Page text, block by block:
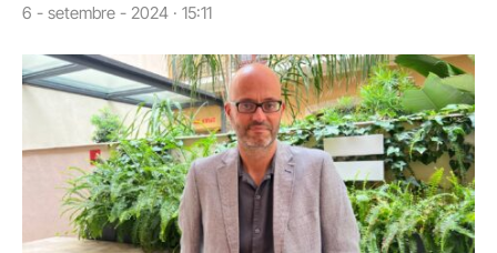
6 - setembre - 2024 · 15:11